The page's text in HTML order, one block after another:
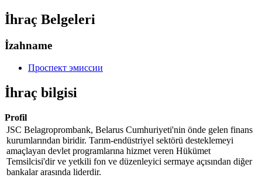
İhraç Belgeleri
İzahname
Проспект эмиссии
İhraç bilgisi
Profil
JSC Belagroprombank, Belarus Cumhuriyeti'nin önde gelen finans
kurumlarından biridir. Tarım-endüstriyel sektörü desteklemeyi
amaçlayan devlet programlarına hizmet veren Hükümet
Temsilcisi'dir ve yetkili fon ve düzenleyici sermaye açısından diğer
bankalar arasında liderdir.